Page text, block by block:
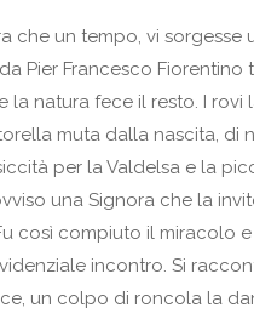
che un tempo, vi
Pier Francesco Fiorentino
la natura fece il resto. I rovi
muta dalla nascita, di
per la Valdelsa e la
una Signora che la
così compiuto il miracolo
incontro. Si
un colpo di roncola la